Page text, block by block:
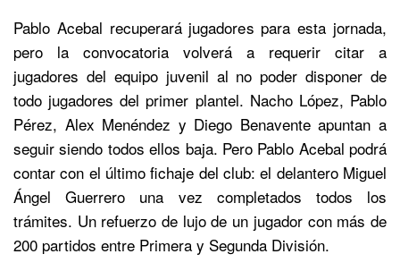
Pablo Acebal recuperará jugadores para esta jornada,
pero la convocatoria volverá a requerir citar a
jugadores del equipo juvenil al no poder disponer de
todo jugadores del primer plantel. Nacho López, Pablo
Pérez, Alex Menéndez y Diego Benavente apuntan a
seguir siendo todos ellos baja. Pero Pablo Acebal podrá
contar con el último fichaje del club: el delantero Miguel
Ángel Guerrero una vez completados todos los
trámites. Un refuerzo de lujo de un jugador con más de
200 partidos entre Primera y Segunda División.